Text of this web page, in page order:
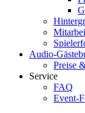
Audio-
Preise
Service
FAQ
Event-